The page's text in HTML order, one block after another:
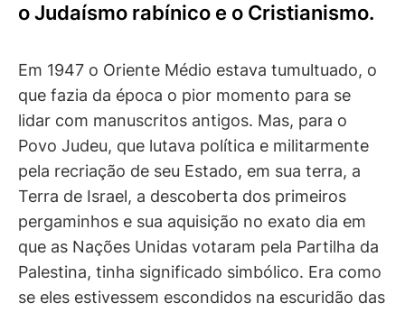
o Judaísmo rabínico e o Cristianismo.
Em 1947 o Oriente Médio estava tumultuado, o
que fazia da época o pior momento para se
lidar com manuscritos antigos. Mas, para o
Povo Judeu, que lutava política e militarmente
pela recriação de seu Estado, em sua terra, a
Terra de Israel, a descoberta dos primeiros
pergaminhos e sua aquisição no exato dia em
que as Nações Unidas votaram pela Partilha da
Palestina, tinha significado simbólico. Era como
se eles estivessem escondidos na escuridão das